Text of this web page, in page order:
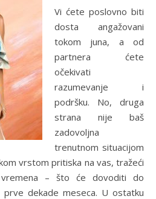
Vi ćete poslovno biti
dosta angažovani
tokom juna, a od
partnera ćete
očekivati
razumevanje i
podršku. No, druga
strana nije baš
zadovoljna
trenutnom situacijom
vrstom pritiska na vas, tražeći
– što će dovoditi do
dekade meseca. U ostatku